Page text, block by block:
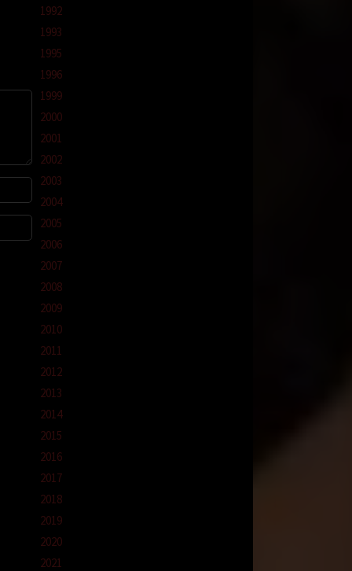
1992
1993
1995
1996
1999
2000
2001
2002
2003
2004
2005
2006
2007
2008
2009
2010
2011
2012
2013
2014
2015
2016
2017
2018
2019
2020
2021